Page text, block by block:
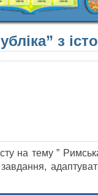
з
на тему ”